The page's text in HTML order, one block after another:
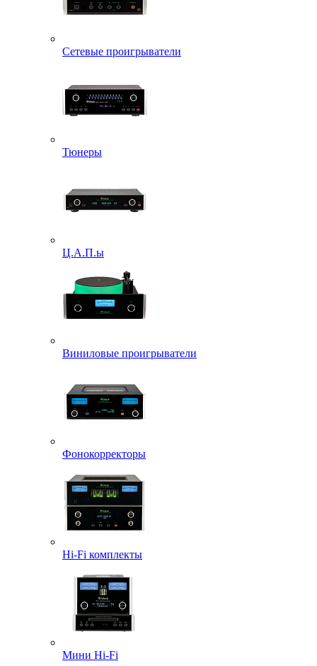
Сетевые проигрыватели
Тюнеры
Ц.А.П.ы
Виниловые проигрыватели
Фонокорректоры
Hi-Fi комплекты
Мини Hi-Fi